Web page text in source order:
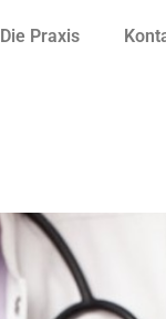
Die Praxis